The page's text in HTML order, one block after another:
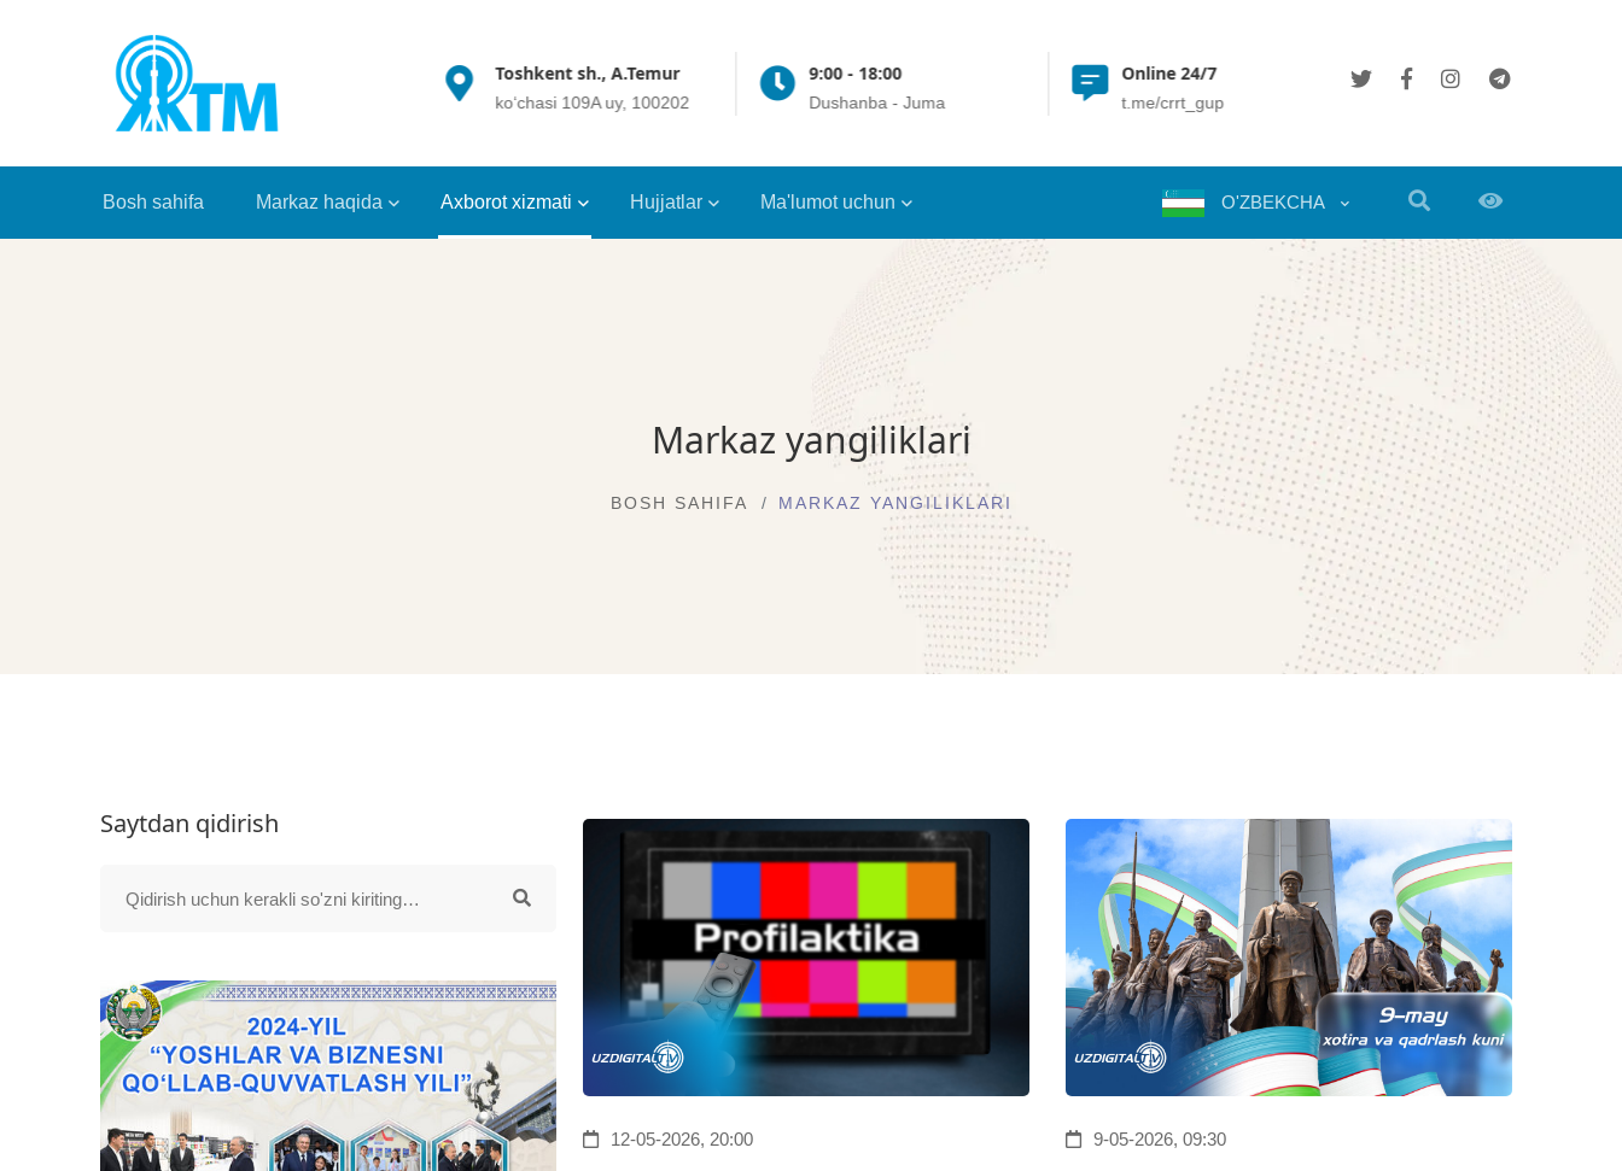
(+998 71) 202 35 49
info@crrt.uz
Toshkent sh., A.Temur
ko‘chasi 109A uy, 100202
9:00 - 18:00
Dushanba - Juma
Online 24/7
t.me/crrt_gup
(+998 71) 202 35 49
Bosh sahifa Markaz haqida Axborot xizmati Hujjatlar Ma'lumot uchun O'ZBEKCHA
Markaz yangiliklari
BOSH SAHIFA MARKAZ YANGILIKLARI
Saytdan qidirish
12-05-2026, 20:00 9-05-2026, 09:30